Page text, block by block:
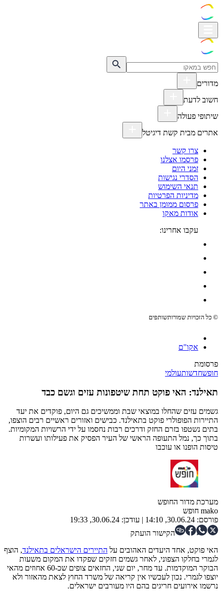
מדורים
חשוב לדעת
שיתופי פעולה
אתרים מבית קשת דיגיטל
צרו קשר
פרסמו אצלנו
זמני היום
הסדרי נגישות
תנאי השימוש
מדיניות הפרטיות
פרסום ממומן באתר
אודות מאקו
עקבו אחרינו:
© כל הזכויות שמורותשותפים
אקו"ם
פרסומת
חופשחדשותעולמי
תאילנד: האי פוקט תחת שיטפונות עזים וגשם כבד
גשמים עזים שהחלו במוצאי שבת וממשיכים גם היום, פוקדים את יעד
התיירות הפופולרי פוקט בתאילנד. כבישים ואזורים ראשיים רבים הוצפו,
בתים נשטפו בזרם החזק ודרכים רבות נחסמו על ידי הרשויות המקומיות.
בתוך כך, נמל התעופה הראשי של העיר הפסיק את פעילותו ועשרות
טיסות הופנו או עוכבו
מערכת מדור החופש
mako חופש
פורסם: 30.06.24, 14:10
| עודכן: 30.06.24, 19:33
הקישור הועתק
האי פוקט, אחד היעדים האהובים על התיירים הישראלים בתאילנד, הוצף
לגמרי בחלקו הצפוני, לאחר גשמים חזקים שפקדו את המקום משעות
הבוקר המוקדמות. עד מחר, יום שני, החזאים צופים שכ-60 אחוזים מהאי
יוצפו לגמרי. נכון לעכשיו אין קריאה של משרד החוץ לצאת מהאזור ולא
נרשמו אירועים חריגים בהם היו מעורבים ישראלים.